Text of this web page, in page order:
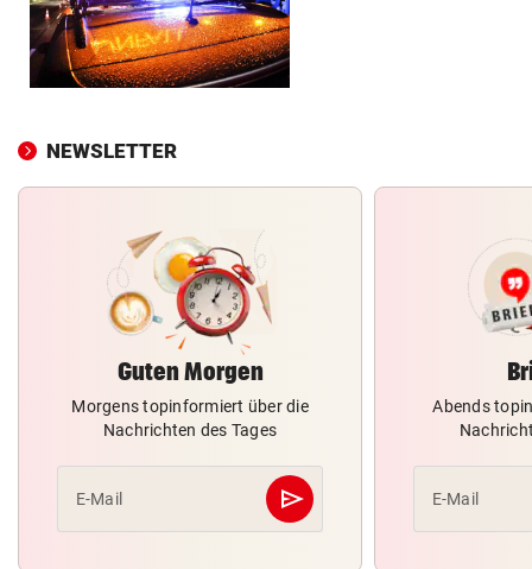
NEWSLETTER
Guten Morgen
Morgens topinformiert über die
Nachrichten des Tages
E-Mail send
Abschicken
Abends
E-Mail